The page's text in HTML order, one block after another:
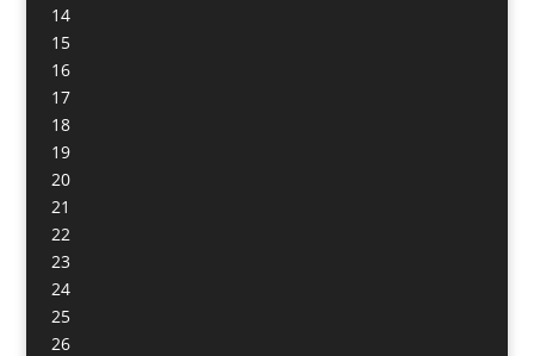
14
15
16
17
18
19
20
21
22
23
24
25
26